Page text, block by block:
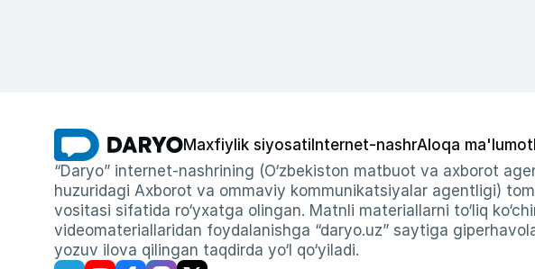
Maxfiylik siyosati Internet-nashrAloqa
“Daryo” internet-nashrining (O‘zbekiston matbuot va axborot
huzuridagi Axborot va ommaviy kommunikatsiyalar agentligi)
vositasi sifatida ro‘yxatga olingan. Matnli materiallarni to‘liq
videomateriallaridan foydalanishga “daryo.uz” saytiga
yozuv ilova qilingan taqdirda yo‘l qo‘yiladi.